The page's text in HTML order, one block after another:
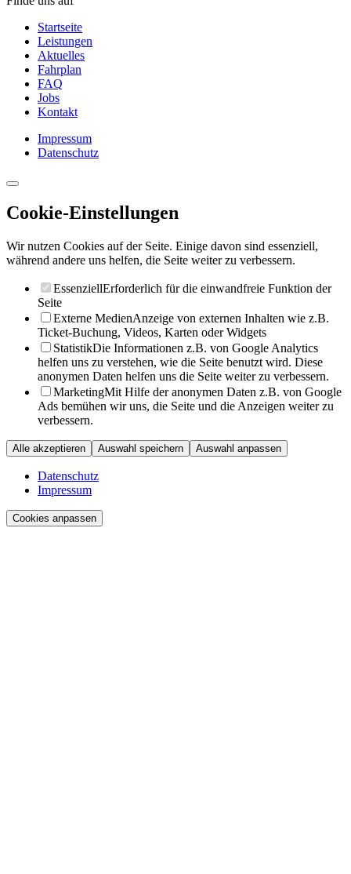
Startseite
Leistungen
Aktuelles
Fahrplan
FAQ
Jobs
Kontakt
Impressum
Datenschutz
Cookie-Einstellungen
Wir nutzen Cookies auf der Seite. Einige davon sind essenziell,
während andere uns helfen, die Seite weiter zu verbessern.
EssenziellErforderlich für die einwandfreie Funktion der
Seite
Externe MedienAnzeige von externen Inhalten wie z.B.
Ticket-Buchung, Videos, Karten oder Widgets
StatistikDie Informationen z.B. von Google Analytics
helfen uns zu verstehen, wie die Seite benutzt wird. Diese
anonymen Daten helfen uns die Seite weiter zu verbessern.
MarketingMit Hilfe der anonymen Daten z.B. von Google
Ads bemühen wir uns, die Seite und die Anzeigen weiter zu
verbessern.
Alle akzeptieren Auswahl speichern Auswahl anpassen
Datenschutz
Impressum
Cookies anpassen